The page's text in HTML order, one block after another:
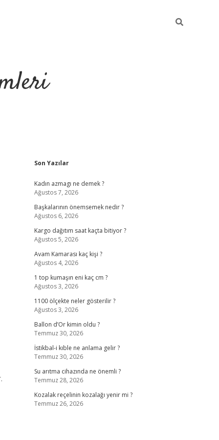
Sidebar
Son Yazılar
Kadın azmagı ne demek ?
Ağustos 7, 2026
Başkalarının önemsemek nedir ?
Ağustos 6, 2026
Kargo dağıtım saat kaçta bitiyor ?
Ağustos 5, 2026
Avam Kamarası kaç kişi ?
Ağustos 4, 2026
1 top kumaşın eni kaç cm ?
Ağustos 3, 2026
1100 ölçekte neler gösterilir ?
Ağustos 3, 2026
Ballon d’Or kimin oldu ?
Temmuz 30, 2026
İstikbal-i kıble ne anlama gelir ?
Temmuz 30, 2026
Su arıtma cihazında ne önemli ?
Temmuz 28, 2026
Kozalak reçelinin kozalağı yenir mi ?
Temmuz 26, 2026